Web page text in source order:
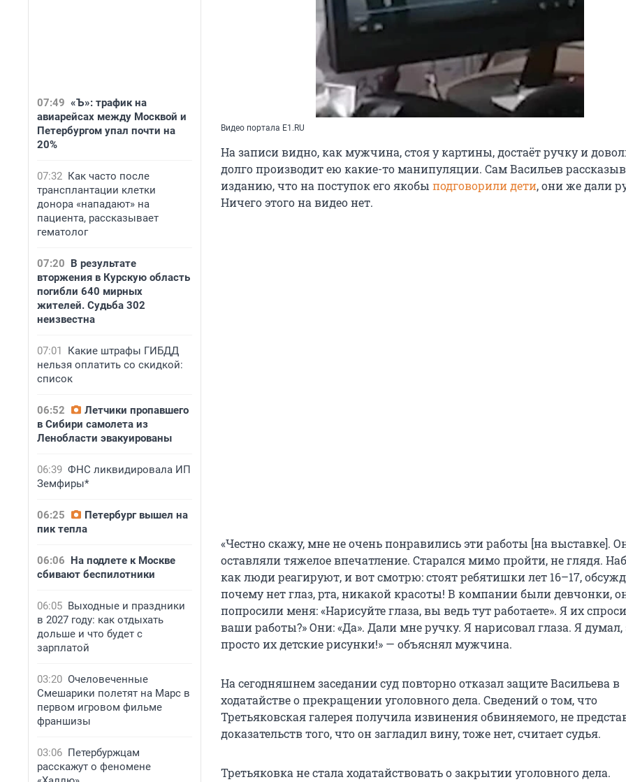
07:49 «Ъ»: трафик на
авиарейсах между Москвой и
Петербургом упал почти на
20%
07:32 Как часто после
трансплантации клетки
донора «нападают» на
пациента, рассказывает
гематолог
07:20 В результате
вторжения в Курскую область
погибли 640 мирных
жителей. Судьба 302
неизвестна
07:01
Какие штрафы ГИБДД
нельзя оплатить со скидкой:
список
06:52
Летчики пропавшего
в Сибири самолета из
Ленобласти эвакуированы
06:39 ФНС ликвидировала ИП
Земфиры*
06:25
Петербург вышел на
пик тепла
06:06 На подлете к Москве
сбивают беспилотники
06:05 Выходные и праздники
в 2027 году: как отдыхать
дольше и что будет с
зарплатой
03:20 Очеловеченные
Смешарики полетят на Марс в
первом игровом фильме
франшизы
03:06 Петербуржцам
расскажут о феномене
Видео портала E1.RU
На записи видно, как мужчина, стоя у картины, достаёт ручку и
долго производит ею какие-то манипуляции. Сам Васильев
изданию, что на поступок его якобы подговорили дети, они же дали
Ничего этого на видео нет.
«Честно скажу, мне не очень понравились эти работы [на выставке].
оставляли тяжелое впечатление. Старался мимо пройти, не глядя.
как люди реагируют, и вот смотрю: стоят ребятишки лет 16–17,
почему нет глаз, рта, никакой красоты! В компании были девчонки,
попросили меня: «Нарисуйте глаза, вы ведь тут работаете». Я их
ваши работы?» Они: «Да». Дали мне ручку. Я нарисовал глаза. Я думал,
просто их детские рисунки!» — объяснял мужчина.
На сегодняшнем заседании суд повторно отказал защите Васильева в
ходатайстве о прекращении уголовного дела. Сведений о том, что
Третьяковская галерея получила извинения обвиняемого, не
доказательств того, что он загладил вину, тоже нет, считает судья.
Третьяковка не стала ходатайствовать о закрытии уголовного дела.